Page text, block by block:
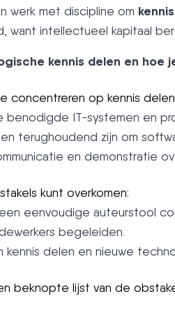
werk met discipline om
want intellectueel kapitaal
kennis delen en hoe
concentreren op kennis
benodigde IT-systemen en
terughoudend zijn om
en demonstratie
kunt overkomen:
eenvoudige auteurstool
begeleiden.
kennis delen en nieuwe
beknopte lijst van de